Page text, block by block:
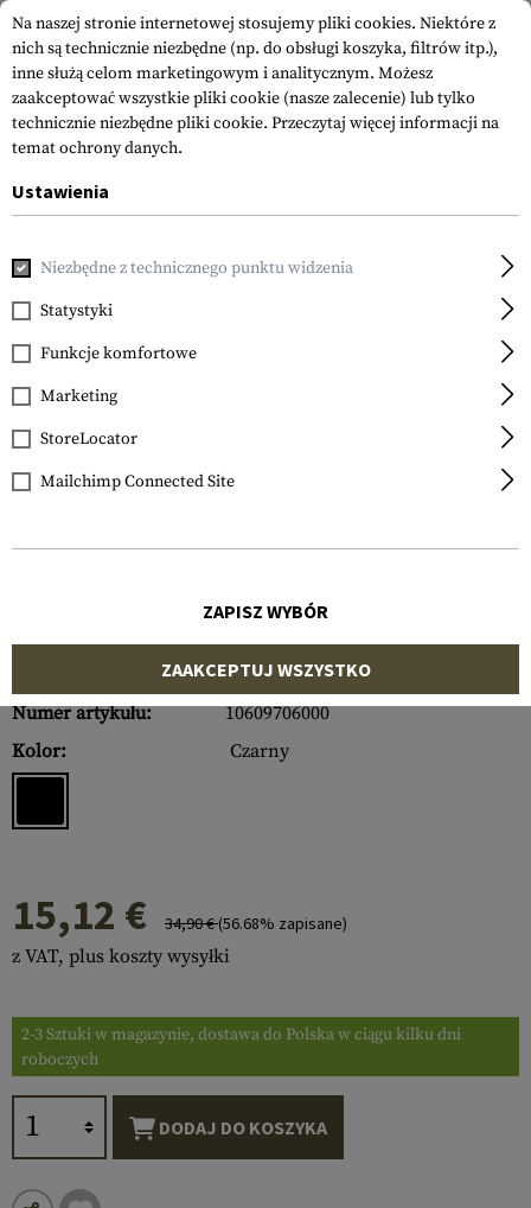
Technaclip
Clip for 1911 Defender /
Officer / Compact
Numer artykułu:
10609706000
Kolor:
Czarny
15,12 € 34,90 €(56.68% zapisane)
z VAT, plus koszty wysyłki
2-3 Sztuki w magazynie, dostawa do Polska w ciągu kilku dni
roboczych
DODAJ DO KOSZYKA
Na naszej stronie internetowej stosujemy pliki cookies. Niektóre z
nich są technicznie niezbędne (np. do obsługi koszyka, filtrów itp.),
inne służą celom marketingowym i analitycznym. Możesz
zaakceptować wszystkie pliki cookie (nasze zalecenie) lub tylko
technicznie niezbędne pliki cookie. Przeczytaj więcej informacji na
temat ochrony danych.
Ustawienia
Niezbędne z technicznego punktu widzenia
Statystyki
Funkcje komfortowe
Marketing
StoreLocator
Mailchimp Connected Site
ZAPISZ WYBÓR
ZAAKCEPTUJ WSZYSTKO